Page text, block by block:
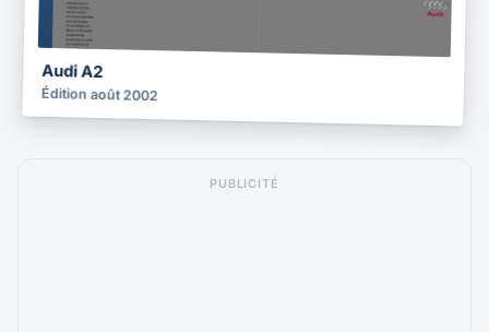
2002
Audi A2
Édition août 2002
PUBLICITÉ